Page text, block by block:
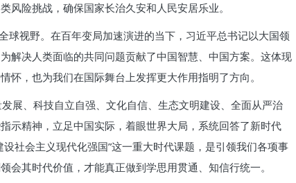
风险挑战，确保国家长治久安和人民安居乐业。
球视野。在百年变局加速演进的当下，习近平总书记以大国领
解决人类面临的共同问题贡献了中国智慧、中国方案。这体现
怀，也为我们在国际舞台上发挥更大作用指明了方向。
展、科技自立自强、文化自信、生态文明建设、全面从严治
示精神，立足中国实际，着眼世界大局，系统回答了新时代
社会主义现代化强国”这一重大时代课题，是引领我们各项事
会其时代价值，才能真正做到学思用贯通、知信行统一。